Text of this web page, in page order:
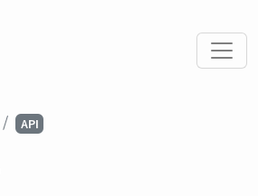
API